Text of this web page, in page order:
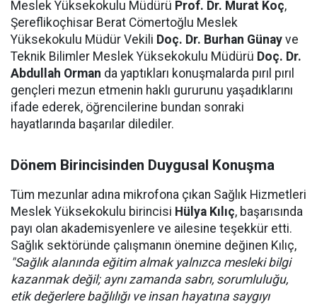
Meslek Yüksekokulu Müdürü Prof. Dr. Murat Koç,
Şereflikoçhisar Berat Cömertoğlu Meslek
Yüksekokulu Müdür Vekili Doç. Dr. Burhan Günay ve
Teknik Bilimler Meslek Yüksekokulu Müdürü Doç. Dr.
Abdullah Orman da yaptıkları konuşmalarda pırıl pırıl
gençleri mezun etmenin haklı gururunu yaşadıklarını
ifade ederek, öğrencilerine bundan sonraki
hayatlarında başarılar dilediler.
Dönem Birincisinden Duygusal Konuşma
Tüm mezunlar adına mikrofona çıkan Sağlık Hizmetleri
Meslek Yüksekokulu birincisi Hülya Kılıç, başarısında
payı olan akademisyenlere ve ailesine teşekkür etti.
Sağlık sektöründe çalışmanın önemine değinen Kılıç,
"Sağlık alanında eğitim almak yalnızca mesleki bilgi
kazanmak değil; aynı zamanda sabrı, sorumluluğu,
etik değerlere bağlılığı ve insan hayatına saygıyı